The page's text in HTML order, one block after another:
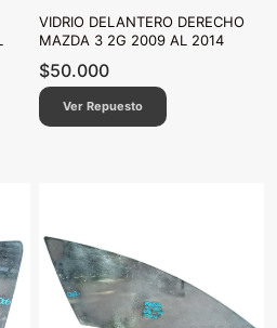
VIDRIO DELANTERO DERECHO
MAZDA 3 2G 2009 AL 2014
$50.000
Ver Repuesto